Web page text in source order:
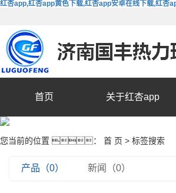
红杏app,红杏app黄色下载,红杏app安卓在线下载,红杏
首页 关于红杏app
您当前的位置 ： 首 页 > 标签搜索
产品（0） 新闻（0）